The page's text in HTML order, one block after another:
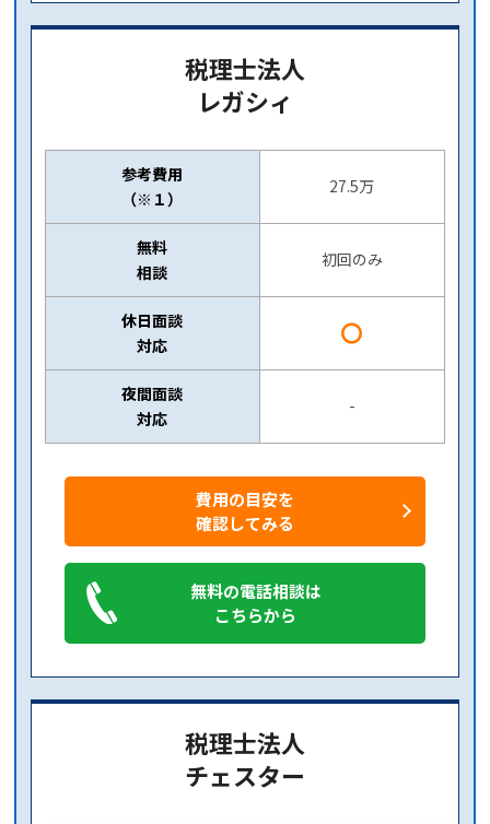
税理士法人
レガシィ
参考費用
（※１）
27.5万
無料
相談
初回のみ
休日面談
対応
〇
夜間面談
対応
-
費用の目安を
確認してみる
無料の電話相談は
こちらから
税理士法人
チェスター